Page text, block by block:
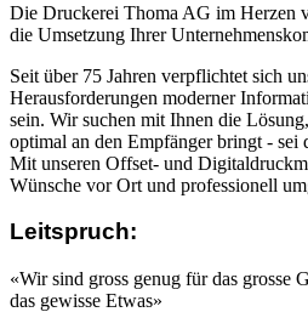
Die Druckerei Thoma AG im Herzen
die Umsetzung Ihrer
Seit über 75 Jahren verpflichtet sich
Herausforderungen moderner
sein. Wir suchen mit Ihnen die
optimal an den Empfänger bringt -
Mit unseren Offset- und
Wünsche vor Ort und professionell
Leitspruch:
«Wir sind gross genug für das grosse
das gewisse Etwas»